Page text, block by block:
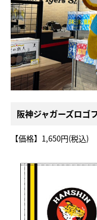
阪神ジャガーズロゴ
【価格】1,650円(税込)